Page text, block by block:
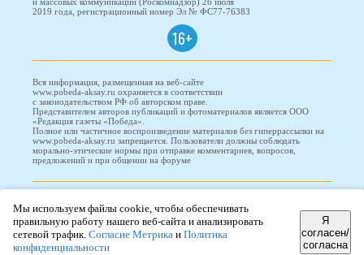
2019 года, регистрационный номер Эл № ФС77-76383
16+
Вся информация, размещенная на веб-сайте
www.pobeda-aksay.ru охраняется в соответствии
с законодательством РФ об авторском праве.
Представителем авторов публикаций и фотоматериалов является ООО
«Редакция газеты «Победа».
Полное или частичное воспроизведение материалов без гиперрассылки на
www.pobeda-aksay.ru запрещается. Пользователи должны соблюдать
морально-этические нормы при отправке комментариев, вопросов,
предложений и при общении на форуме
ООО "Проводник"
Мы используем файлы cookie, чтобы обеспечивать
правильную работу нашего веб-сайта и анализировать
сетевой трафик. Согласие Метрика и Политика
конфиденциальности
Я
согласен/
согласна